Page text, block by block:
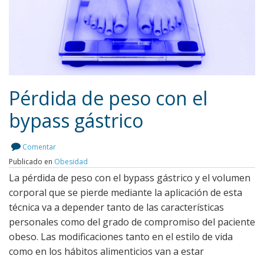
Pérdida de peso con el
bypass gástrico
Comentar
Publicado en Obesidad
La pérdida de peso con el bypass gástrico y el volumen
corporal que se pierde mediante la aplicación de esta
técnica va a depender tanto de las características
personales como del grado de compromiso del paciente
obeso. Las modificaciones tanto en el estilo de vida
como en los hábitos alimenticios van a estar